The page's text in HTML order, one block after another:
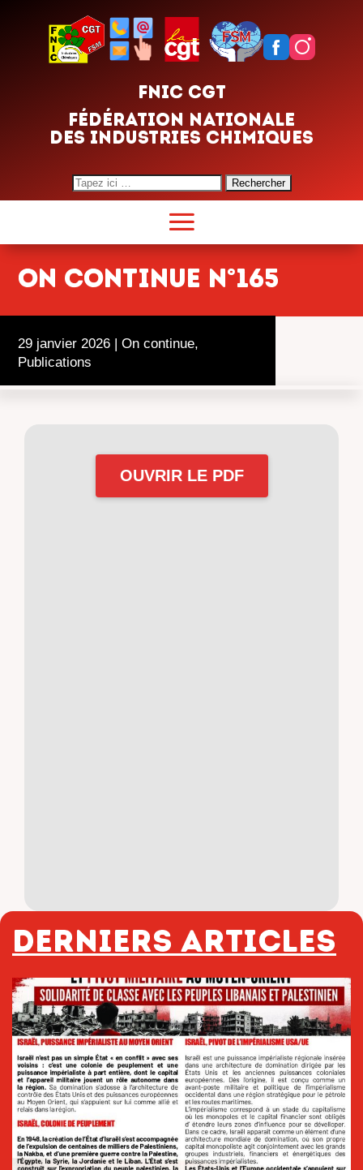
FNIC CGT
FÉDÉRATION NATIONALE
DES INDUSTRIES CHIMIQUES
Search
for:
ON CONTINUE N°165
29 janvier 2026 | On continue,
Publications
OUVRIR LE PDF
Derniers articles